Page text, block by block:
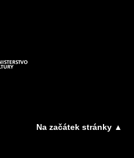
Na začátek stránky ▲